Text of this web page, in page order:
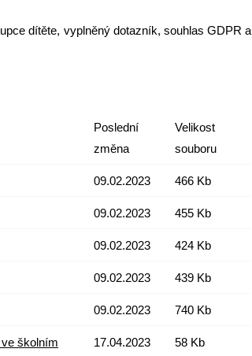
dítěte, vyplněný dotazník, souhlas GDPR a
Poslední
změna
Velikost
souboru
09.02.2023 466 Kb
09.02.2023 455 Kb
09.02.2023 424 Kb
09.02.2023 439 Kb
09.02.2023 740 Kb
školním 17.04.2023 58 Kb